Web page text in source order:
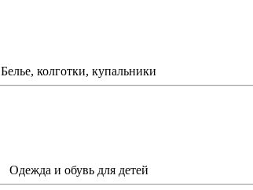
Белье, колготки, купальники
Одежда и обувь для детей